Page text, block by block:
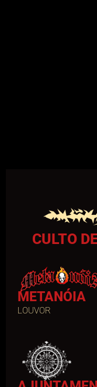
CULTO
METANÓIA
LOUVOR